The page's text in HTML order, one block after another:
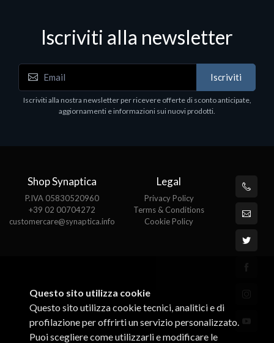
LV Rz5-7520U 16GB 512 W11H 15
€413.17
Iscriviti alla newsletter
Iscriviti
Iscriviti alla nostra newsletter per ricevere offerte di sconto anticipate,
aggiornamenti e informazioni sui nuovi prodotti.
Shop Synaptica
P.IVA 05830520960
+39 02 00704272
customercare@synaptica.info
Legal
Privacy Policy
Terms & Conditions
Cookie Policy
Questo sito utilizza cookie
Questo sito utilizza cookie tecnici, analitici e di
profilazione per offrirti un servizio personalizzato.
Puoi scegliere come utilizzarli e modificare le